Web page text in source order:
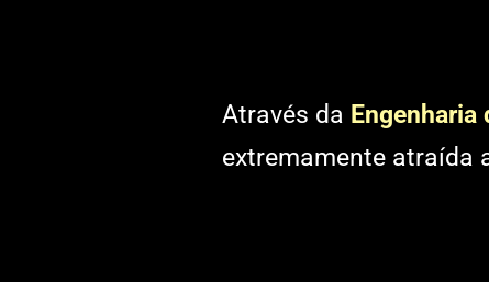
Através da
extremamente atraída